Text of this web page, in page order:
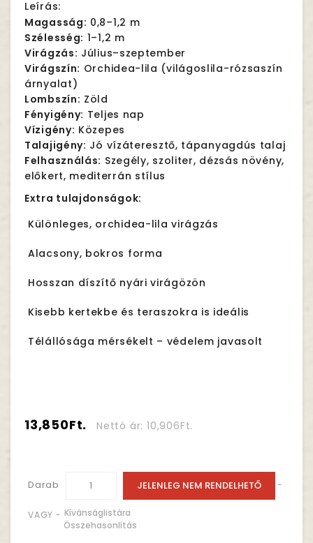
Leírás:
Magasság: 0,8–1,2 m
Szélesség: 1–1,2 m
Virágzás: Július–szeptember
Virágszín: Orchidea-lila (világoslila-rózsaszín
árnyalat)
Lombszín: Zöld
Fényigény: Teljes nap
Vízigény: Közepes
Talajigény: Jó vízáteresztő, tápanyagdús talaj
Felhasználás: Szegély, szoliter, dézsás növény,
előkert, mediterrán stílus
Extra tulajdonságok:
Különleges, orchidea-lila virágzás
Alacsony, bokros forma
Hosszan díszítő nyári virágözön
Kisebb kertekbe és teraszokra is ideális
Télállósága mérsékelt – védelem javasolt
13,850Ft. Nettó ár: 10,906Ft.
Darab JELENLEG NEM RENDELHETŐ -
VAGY - Kívánságlistára
Összehasonlítás